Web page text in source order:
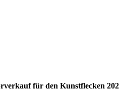
für den Kunstflecken